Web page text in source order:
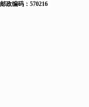
邮政编码：570216